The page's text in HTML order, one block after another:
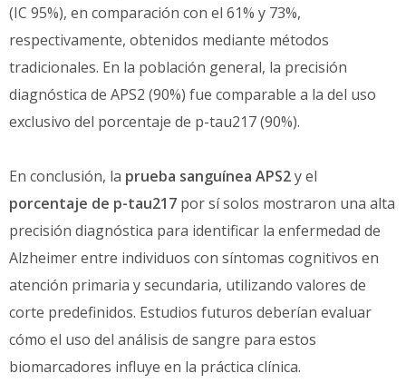
(IC 95%), en comparación con el 61% y 73%,
respectivamente, obtenidos mediante métodos
tradicionales. En la población general, la precisión
diagnóstica de APS2 (90%) fue comparable a la del uso
exclusivo del porcentaje de p-tau217 (90%).
En conclusión, la prueba sanguínea APS2y el
porcentaje de p-tau217 por sí solos mostraron una alta
precisión diagnóstica para identificar la enfermedad de
Alzheimer entre individuos con síntomas cognitivos en
atención primaria y secundaria, utilizando valores de
corte predefinidos. Estudios futuros deberían evaluar
cómo el uso del análisis de sangre para estos
biomarcadores influye en la práctica clínica.